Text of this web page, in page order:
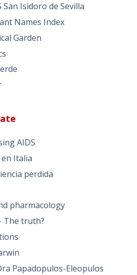
San Isidoro de Sevilla
Names Index
Garden
AIDS
Italia
perdida
pharmacology
The truth?
Papadopulos-Eleopulos